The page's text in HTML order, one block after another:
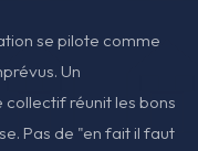
se pilote comme
Un
collectif réunit les bons
Pas de "en fait il faut